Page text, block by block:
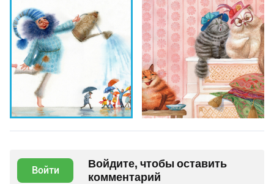
Войти
Войдите, чтобы оставить
комментарий